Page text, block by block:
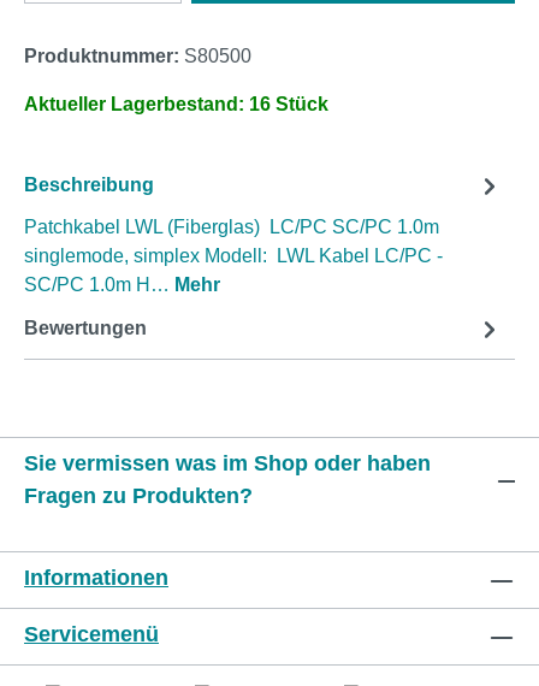
Produktnummer: S80500
Aktueller Lagerbestand: 16 Stück
Beschreibung
Patchkabel LWL (Fiberglas) LC/PC SC/PC 1.0m
singlemode, simplex Modell: LWL Kabel LC/PC -
SC/PC 1.0m H… Mehr
Bewertungen
Sie vermissen was im Shop oder haben
Fragen zu Produkten?
Informationen
Servicemenü